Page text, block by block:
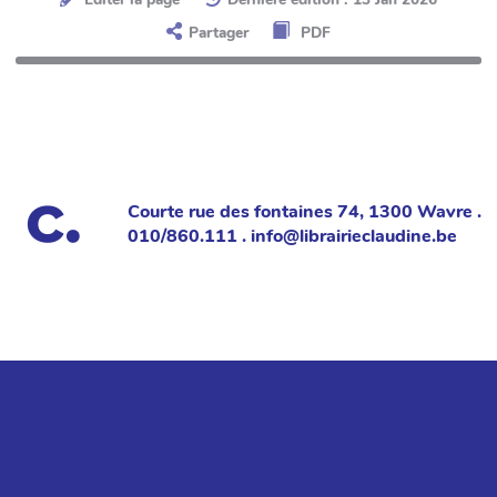
Partager
PDF
Courte rue des fontaines 74, 1300 Wavre .
010/860.111 . info@librairieclaudine.be